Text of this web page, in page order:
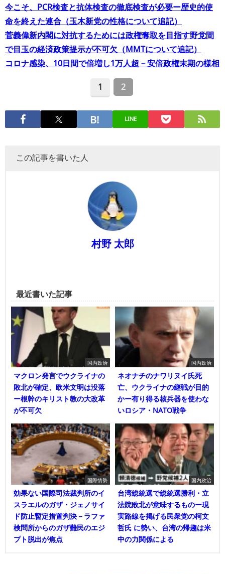
今こそ、PCR検査と抗体検査の徹底検査が必要ー歴史的使
命を終えた連合（玉木新党の性格について追記）
菅義偉新内閣に対抗するためには政権奪取を目指す野党間
で目玉の経済政策提示が不可欠（MMTについて追記）
コロナ感染、10日間で倍増し1万人超－安倍政権末期の様相
1 2
LINE
この記事を書いた人
村野 太郎
最近書いた記事
国内政治
マクロン発言でウクライナの
敗北が確定、欧米文明は没落
ー根幹のキリスト教の大改革
が不可欠
国内政治
ネオナチのナワリヌイ氏死
亡、ウクライナの継戦が目的
かー有り得る核兵器を使わな
いロシア・NATO戦争
国際情勢
効果ない国際司法裁判所のイ
スラエルのガザ・ジェノサイ
ド防止暫定措置判決－ラファ
検問所からのガザ難民のエジ
プト脱出が焦点
国内政治
台湾総統選で総統選勝利・立
法院敗北が意味するものー現
実路線を掲げる民衆党の柯文
哲氏 に勢い、台湾の帰趨は米
中の力関係による